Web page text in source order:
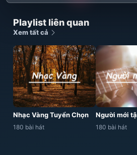
Playlist liên quan
Xem tất cả
Nhạc Vàng Tuyển Chọn
180 bài hát
Người mới
180 bài hát